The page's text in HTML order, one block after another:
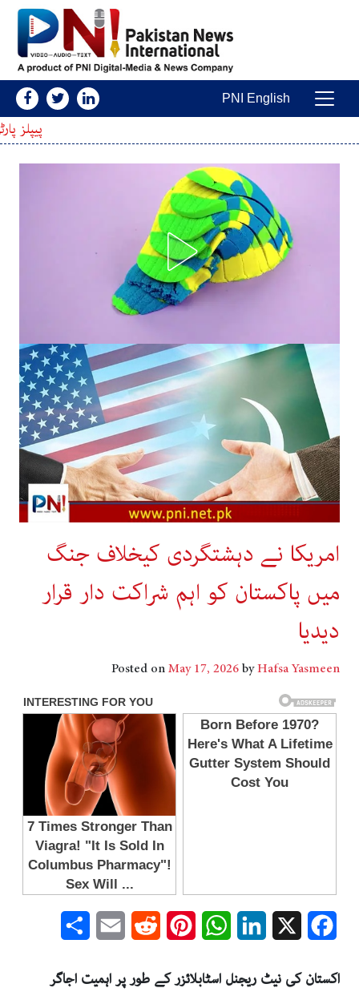
Main Navigation
PNI English
امریکا نے دہشتگردی کیخلاف جنگ
میں پاکستان کو اہم شراکت دار قرار
دیدیا
Posted onMay 17, 2026byHafsa Yasmeen
Facebook
LinkedIn
WhatsApp
Pinterest
Reddit
Email
اکستان کی نیٹ ریجنل اسٹابلائزر کے طور پر اہمیت اجاگر